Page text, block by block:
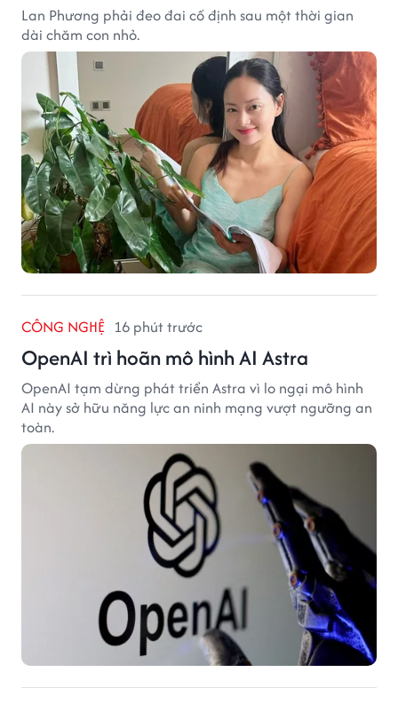
Lan Phương phải đeo đai cố định sau một thời gian
dài chăm con nhỏ.
CÔNG NGHỆ 16 phút trước
OpenAI trì hoãn mô hình AI Astra
OpenAI tạm dừng phát triển Astra vì lo ngại mô hình
AI này sở hữu năng lực an ninh mạng vượt ngưỡng an
toàn.